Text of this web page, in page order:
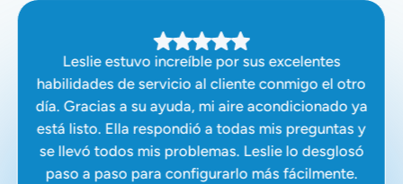
Leslie estuvo increíble por sus excelentes
habilidades de servicio al cliente conmigo el otro
día. Gracias a su ayuda, mi aire acondicionado ya
está listo. Ella respondió a todas mis preguntas y
se llevó todos mis problemas. Leslie lo desglosó
paso a paso para configurarlo más fácilmente.